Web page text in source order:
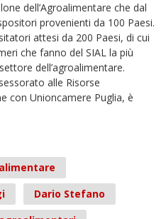
dell’Agroalimentare che dal
provenienti da 100 Paesi.
attesi da 200 Paesi, di cui
che fanno del SIAL la più
dell’agroalimentare.
alle Risorse
con Unioncamere Puglia, è
Dario Stefano